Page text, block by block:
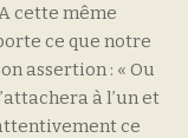
cette même
ce que notre
assertion : « Ou
à l’un et
ce